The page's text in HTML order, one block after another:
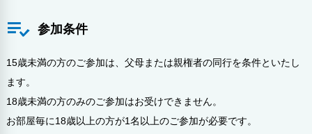
参加条件
15歳未満の方のご参加は、父母または親権者の同行を条件といたし
ます。
18歳未満の方のみのご参加はお受けできません。
お部屋毎に18歳以上の方が1名以上のご参加が必要です。